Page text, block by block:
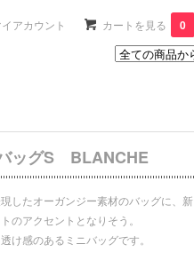
アカウント カートを見る 0
ッグS BLANCHE
したオーガンジー素材のバッグに、新
のアクセントとなりそう。
け感のあるミニバッグです。